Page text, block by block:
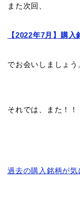
また次回、
【2022年7月】購入
でお会いしましょう
それでは、また！！
過去の購入銘柄が気